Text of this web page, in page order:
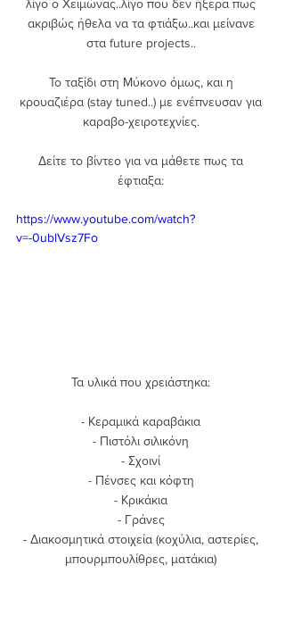
λίγο ο Χειμώνας..λίγο που δεν ήξερα πως
ακριβώς ήθελα να τα φτιάξω..και μείνανε
στα future projects..
Το ταξίδι στη Μύκονο όμως, και η
κρουαζιέρα (stay tuned..) με ενέπνευσαν για
καραβο-χειροτεχνίες.
Δείτε το βίντεο για να μάθετε πως τα
έφτιαξα:
https://www.youtube.com/watch?
v=-0ublVsz7Fo
Τα υλικά που χρειάστηκα:
- Κεραμικά καραβάκια
- Πιστόλι σιλικόνη
- Σχοινί
- Πένσες και κόφτη
- Κρικάκια
- Γράνες
- Διακοσμητικά στοιχεία (κοχύλια, αστερίες,
μπουρμπουλίθρες, ματάκια)